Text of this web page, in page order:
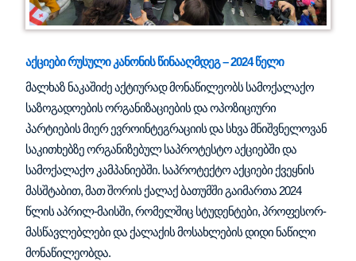
აქციები რუსული კანონის წინააღმდეგ – 2024 წელი
მალხაზ ნაკაშიძე აქტიურად მონაწილეობს სამოქალაქო
საზოგადოების ორგანიზაციების და ოპოზიციური
პარტიების მიერ ევროინტეგრაციის და სხვა მნიშვნელოვან
საკითხებზე ორგანიზებულ საპროტესტო აქციებში და
სამოქალაქო კამპანიებში. საპროტექტო აქციები ქვეყნის
მასშტაბით, მათ შორის ქალაქ ბათუმში გაიმართა 2024
წლის აპრილ-მაისში, რომელშიც სტუდენტები, პროფესორ-
მასწავლებლები და ქალაქის მოსახლების დიდი ნაწილი
მონაწილეობდა.